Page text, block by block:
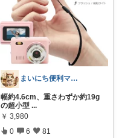
まいにち便利マーケット
幅約4.6cm、重さわずか約19g
の超小型 ...
￥ 3,980
0 6 81